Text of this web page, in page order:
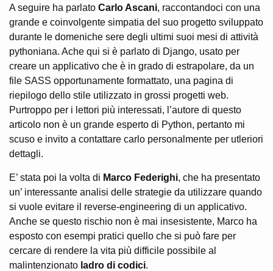
A seguire ha parlato Carlo Ascani, raccontandoci con una
grande e coinvolgente simpatia del suo progetto sviluppato
durante le domeniche sere degli ultimi suoi mesi di attività
pythoniana. Ache qui si è parlato di Django, usato per
creare un applicativo che è in grado di estrapolare, da un
file SASS opportunamente formattato, una pagina di
riepilogo dello stile utilizzato in grossi progetti web.
Purtroppo per i lettori più interessati, l’autore di questo
articolo non è un grande esperto di Python, pertanto mi
scuso e invito a contattare carlo personalmente per utleriori
dettagli.
E’ stata poi la volta di Marco Federighi, che ha presentato
un’ interessante analisi delle strategie da utilizzare quando
si vuole evitare il reverse-engineering di un applicativo.
Anche se questo rischio non è mai insesistente, Marco ha
esposto con esempi pratici quello che si può fare per
cercare di rendere la vita più difficile possibile al
malintenzionato ladro di codici.